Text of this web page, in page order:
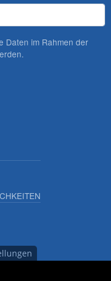
Daten im Rahmen der